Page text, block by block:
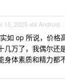
15, 2025 via Android
如 op 所说，价格
几万了，我偶尔还
身体素质和精力都